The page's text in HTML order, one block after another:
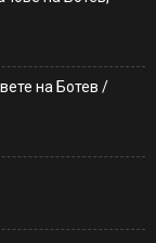
на Ботев /